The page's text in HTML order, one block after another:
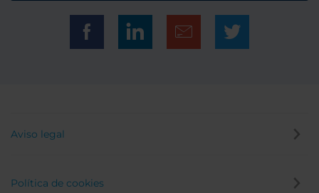
Aviso legal
Política de cookies